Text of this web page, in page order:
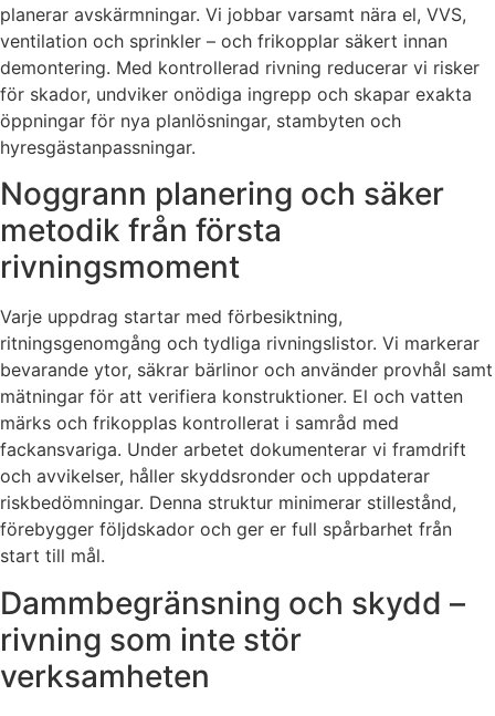
planerar avskärmningar. Vi jobbar varsamt nära el, VVS,
ventilation och sprinkler – och frikopplar säkert innan
demontering. Med kontrollerad rivning reducerar vi risker
för skador, undviker onödiga ingrepp och skapar exakta
öppningar för nya planlösningar, stambyten och
hyresgästanpassningar.
Noggrann planering och säker
metodik från första
rivningsmoment
Varje uppdrag startar med förbesiktning,
ritningsgenomgång och tydliga rivningslistor. Vi markerar
bevarande ytor, säkrar bärlinor och använder provhål samt
mätningar för att verifiera konstruktioner. El och vatten
märks och frikopplas kontrollerat i samråd med
fackansvariga. Under arbetet dokumenterar vi framdrift
och avvikelser, håller skyddsronder och uppdaterar
riskbedömningar. Denna struktur minimerar stillestånd,
förebygger följdskador och ger er full spårbarhet från
start till mål.
Dammbegränsning och skydd –
rivning som inte stör
verksamheten